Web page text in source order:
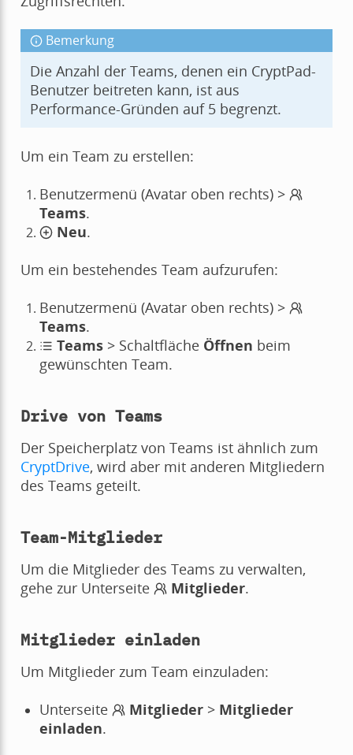
Bemerkung
Die Anzahl der Teams, denen ein CryptPad-
Benutzer beitreten kann, ist aus
Performance-Gründen auf 5 begrenzt.
Um ein Team zu erstellen:
Benutzermenü (Avatar oben rechts) >
Teams.
Neu.
Um ein bestehendes Team aufzurufen:
Benutzermenü (Avatar oben rechts) >
Teams.
Teams > Schaltfläche Öffnen beim
gewünschten Team.
Drive von Teams
Der Speicherplatz von Teams ist ähnlich zum
CryptDrive, wird aber mit anderen Mitgliedern
des Teams geteilt.
Team-Mitglieder
Um die Mitglieder des Teams zu verwalten,
gehe zur Unterseite
Mitglieder.
Mitglieder einladen
Um Mitglieder zum Team einzuladen:
Unterseite
Mitglieder > Mitglieder
einladen.